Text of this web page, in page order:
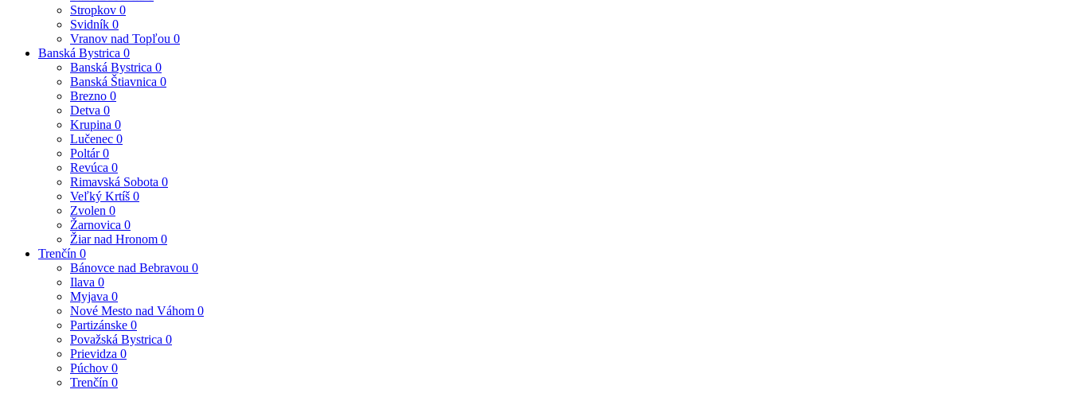
Stropkov 0
Svidník 0
Vranov nad Topľou 0
Banská Bystrica 0
Banská Bystrica 0
Banská Štiavnica 0
Brezno 0
Detva 0
Krupina 0
Lučenec 0
Poltár0
Revúca 0
Rimavská Sobota 0
Veľký Krtíš 0
Zvolen 0
Žarnovica 0
Žiar nad Hronom 0
Trenčín 0
Bánovce nad Bebravou 0
Ilava 0
Myjava 0
Nové Mesto nad Váhom 0
Partizánske 0
Považská Bystrica 0
Prievidza 0
Púchov 0
Trenčín 0